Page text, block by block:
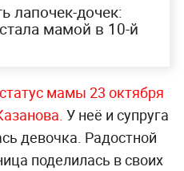
лапочек-дочек:
мамой в 10-й
статус мамы 23 октября
У неё и супруга
девочка. Радостной
поделилась в своих